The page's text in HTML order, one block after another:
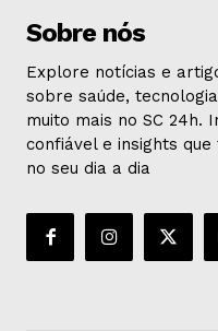
Sobre nós
Explore notícias e
sobre saúde,
muito mais no SC 24h.
confiável e insights
no seu dia a dia